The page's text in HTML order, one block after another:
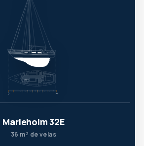
Marieholm 32E
36 m² de velas